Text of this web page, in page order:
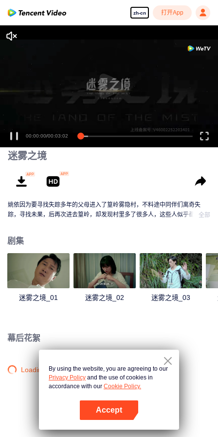
zh-cn 打开App
00:00:00/00:03:02
迷雾之境
姚依因为要寻找失踪多年的父母进入了篁岭雾隐村，不料途中同伴们离奇失
踪，寻找未果，后再次进去篁岭，却发现村里多了很多人，这些人似乎都跟一
全部
剧集
迷雾之境_01 迷雾之境_02 迷雾之境_03
幕后花絮
Loading…By using the website, you are agreeing to our
Privacy Policy and the use of cookies in
accordance with our Cookie Policy.
Accept